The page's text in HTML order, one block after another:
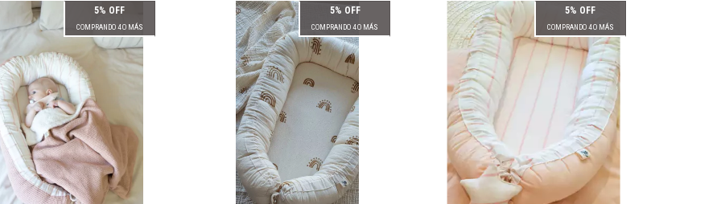
5% OFF
COMPRANDO 4 O MÁS
5% OFF
COMPRANDO 4 O MÁS
5% OFF
COMPRANDO 4 O MÁS